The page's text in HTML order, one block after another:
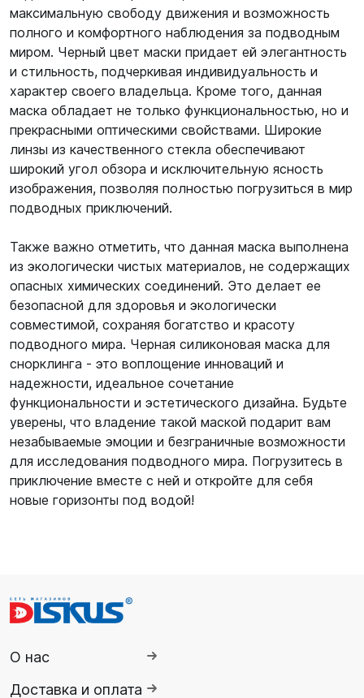
максимальную свободу движения и возможность
полного и комфортного наблюдения за подводным
миром. Черный цвет маски придает ей элегантность
и стильность, подчеркивая индивидуальность и
характер своего владельца. Кроме того, данная
маска обладает не только функциональностью, но и
прекрасными оптическими свойствами. Широкие
линзы из качественного стекла обеспечивают
широкий угол обзора и исключительную ясность
изображения, позволяя полностью погрузиться в мир
подводных приключений.
Также важно отметить, что данная маска выполнена
из экологически чистых материалов, не содержащих
опасных химических соединений. Это делает ее
безопасной для здоровья и экологически
совместимой, сохраняя богатство и красоту
подводного мира. Черная силиконовая маска для
снорклинга - это воплощение инноваций и
надежности, идеальное сочетание
функциональности и эстетического дизайна. Будьте
уверены, что владение такой маской подарит вам
незабываемые эмоции и безграничные возможности
для исследования подводного мира. Погрузитесь в
приключение вместе с ней и откройте для себя
новые горизонты под водой!
О нас
Доставка и оплата